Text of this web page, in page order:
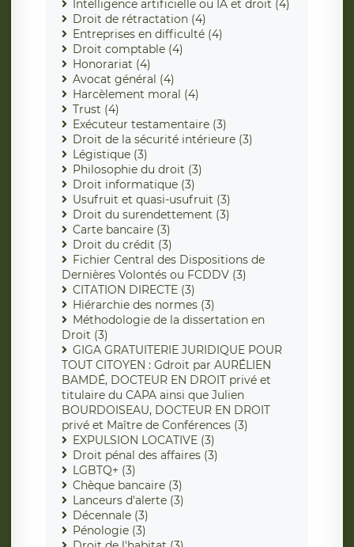
Intelligence artificielle ou IA et droit (4)
Droit de rétractation (4)
Entreprises en difficulté (4)
Droit comptable (4)
Honorariat (4)
Avocat général (4)
Harcèlement moral (4)
Trust (4)
Exécuteur testamentaire (3)
Droit de la sécurité intérieure (3)
Légistique (3)
Philosophie du droit (3)
Droit informatique (3)
Usufruit et quasi-usufruit (3)
Droit du surendettement (3)
Carte bancaire (3)
Droit du crédit (3)
Fichier Central des Dispositions de
Dernières Volontés ou FCDDV (3)
CITATION DIRECTE (3)
Hiérarchie des normes (3)
Méthodologie de la dissertation en
Droit (3)
GIGA GRATUITERIE JURIDIQUE POUR
TOUT CITOYEN : Gdroit par AURÉLIEN
BAMDÉ, DOCTEUR EN DROIT privé et
titulaire du CAPA ainsi que Julien
BOURDOISEAU, DOCTEUR EN DROIT
privé et Maître de Conférences (3)
EXPULSION LOCATIVE (3)
Droit pénal des affaires (3)
LGBTQ+ (3)
Chèque bancaire (3)
Lanceurs d'alerte (3)
Décennale (3)
Pénologie (3)